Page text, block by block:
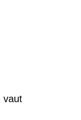
vaut